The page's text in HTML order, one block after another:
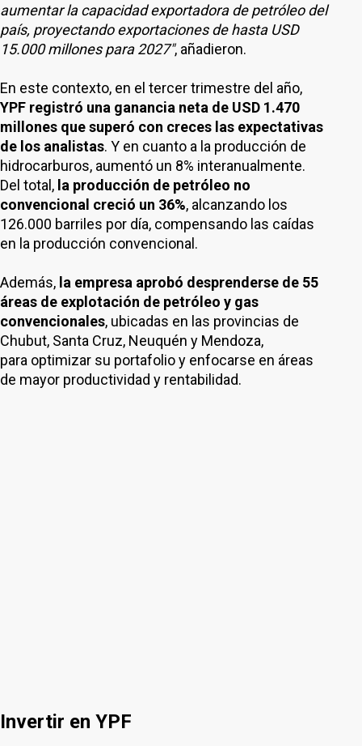
aumentar la capacidad exportadora de petróleo del
país, proyectando exportaciones de hasta USD
15.000 millones para 2027", añadieron.
En este contexto, en el tercer trimestre del año,
YPF registró una ganancia neta de USD 1.470
millones que superó con creces las expectativas
de los analistas. Y en cuanto a la producción de
hidrocarburos, aumentó un 8% interanualmente.
Del total, la producción de petróleo no
convencional creció un 36%, alcanzando los
126.000 barriles por día, compensando las caídas
en la producción convencional.
Además, la empresa aprobó desprenderse de 55
áreas de explotación de petróleo y gas
convencionales, ubicadas en las provincias de
Chubut, Santa Cruz, Neuquén y Mendoza,
para optimizar su portafolio y enfocarse en áreas
de mayor productividad y rentabilidad.
Invertir en YPF